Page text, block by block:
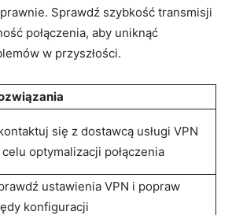
Sprawdź​ szybkość transmisji
połączenia, aby uniknąć
w przyszłości.
się z dostawcą usługi VPN
optymalizacji połączenia
ustawienia VPN i popraw
konfiguracji